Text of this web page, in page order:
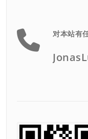
对本站有